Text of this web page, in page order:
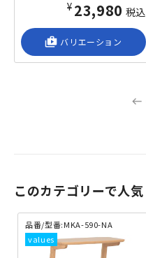
¥23,980 税込
shop_2 バリエーション
west
このカテゴリーで人気
品番/型番:MKA-590-NA